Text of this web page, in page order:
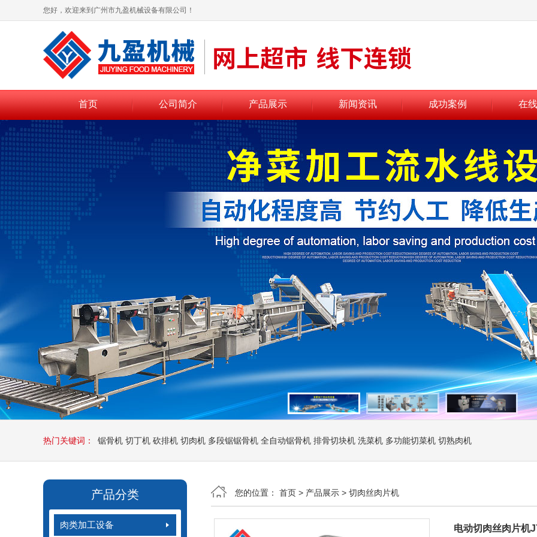
您好，欢迎来到广州市九盈机械设备有限公司！
首页 公司简介 产品展示 新闻资讯 成功案例 在
热门关键词： 锯骨机 切丁机 砍排机 切肉机 多段锯锯骨机 全自动锯骨机 排骨切块机 洗菜机 多功能切菜机 切熟肉机
产品分类
肉类加工设备
您的位置： 首页 > 产品展示 > 切肉丝肉片机
电动切肉丝肉片机